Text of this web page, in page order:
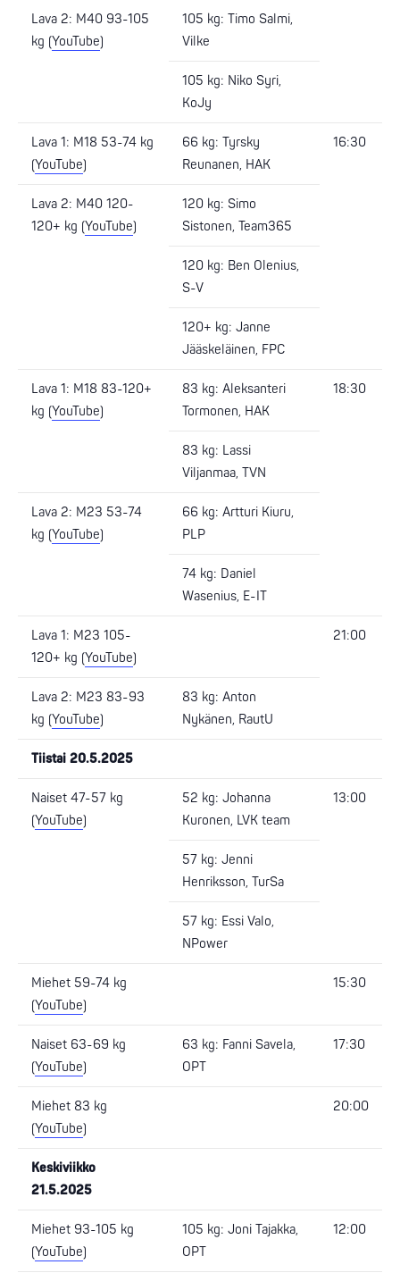
Lava 2: M40 93-105
kg (YouTube)
105 kg: Timo Salmi,
Vilke
105 kg: Niko Syri,
KoJy
Lava 1: M18 53-74 kg
(YouTube)
66 kg: Tyrsky
Reunanen, HAK
16:30
Lava 2: M40 120-
120+ kg (YouTube)
120 kg: Simo
Sistonen, Team365
120 kg: Ben Olenius,
S-V
120+ kg: Janne
Jääskeläinen, FPC
Lava 1: M18 83-120+
kg (YouTube)
83 kg: Aleksanteri
Tormonen, HAK
18:30
83 kg: Lassi
Viljanmaa, TVN
Lava 2: M23 53-74
kg (YouTube)
66 kg: Artturi Kiuru,
PLP
74 kg: Daniel
Wasenius, E-IT
Lava 1: M23 105-
120+ kg (YouTube)
21:00
Lava 2: M23 83-93
kg (YouTube)
83 kg: Anton
Nykänen, RautU
Tiistai 20.5.2025
Naiset 47-57 kg
(YouTube)
52 kg: Johanna
Kuronen, LVK team
13:00
57 kg: Jenni
Henriksson, TurSa
57 kg: Essi Valo,
NPower
Miehet 59-74 kg
(YouTube)
15:30
Naiset 63-69 kg
(YouTube)
63 kg: Fanni Savela,
OPT
17:30
Miehet 83 kg
(YouTube)
20:00
Keskiviikko
21.5.2025
Miehet 93-105 kg
(YouTube)
105 kg: Joni Tajakka,
OPT
12:00